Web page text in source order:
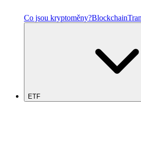
Co jsou kryptoměny?Blockchain
ETF